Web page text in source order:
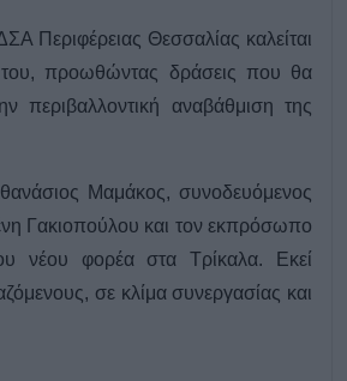
Περιφέρειας Θεσσαλίας καλείται
του, προωθώντας δράσεις που θα
περιβαλλοντική αναβάθμιση της
Μαμάκος, συνοδευόμενος
Γακιοπούλου και τον εκπρόσωπο
νέου φορέα στα Τρίκαλα. Εκεί
σε κλίμα συνεργασίας και